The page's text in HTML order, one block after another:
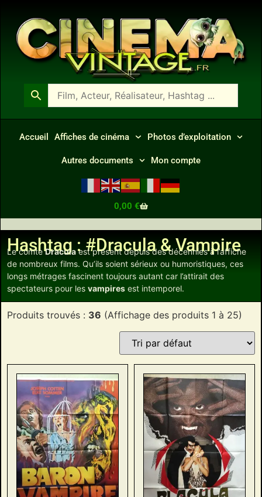
Accueil Affiches de cinéma Photos d’exploitation
Autres documents Mon compte
0,00 €
Hashtag : #Dracula & Vampire
Le comteDraculaest présent depuis des décennies à l’affiche
de nombreux films. Qu’ils soient sérieux ou humoristiques, ces
longs métrages fascinent toujours autant car l’attirait des
spectateurs pour les vampires est intemporel.
Produits trouvés : 36 (Affichage des produits 1 à 25)